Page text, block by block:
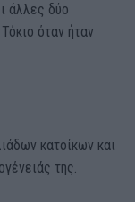
άλλες δύο
όταν ήταν
κατοίκων και
της.